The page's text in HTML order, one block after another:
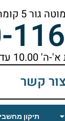
ימינה מהמעלית עד הסוף
14.00-15.00
קשר
תיקון